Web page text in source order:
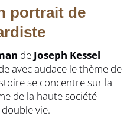
portrait de
de Joseph Kessel
avec audace le thème de
se concentre sur la
de la haute société
vie.